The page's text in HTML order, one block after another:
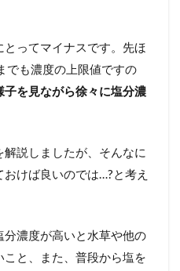
ってマイナスです。先ほ
でも濃度の上限値ですの
を見ながら徐々に塩分濃
説しましたが、そんなに
けば良いのでは…?と考え
濃度が高いと水草や他の
と、また、普段から塩を